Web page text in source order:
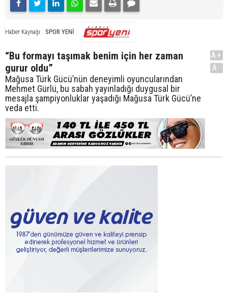
Haber Kaynağı SPOR YENİ
“Bu formayı taşımak benim için her zaman
gurur oldu”
Mağusa Türk Gücü’nün deneyimli oyuncularından
Mehmet Gürlü, bu sabah yayınladığı duygusal bir
mesajla şampiyonluklar yaşadığı Mağusa Türk Gücü’ne
veda etti.
A+
A-